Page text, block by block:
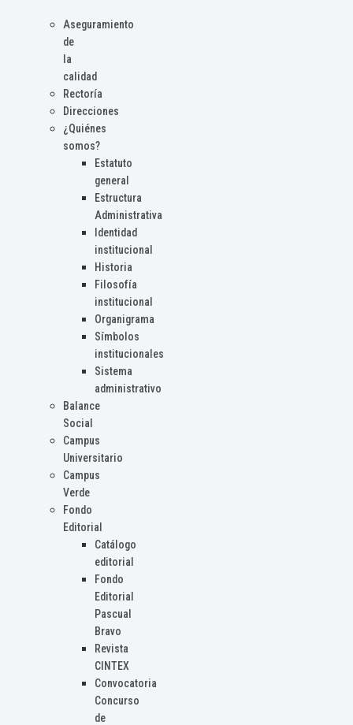
Aseguramiento
de
la
calidad
Rectoría
Direcciones
¿Quiénes
somos?
Estatuto
general
Estructura
Administrativa
Identidad
institucional
Historia
Filosofía
institucional
Organigrama
Símbolos
institucionales
Sistema
administrativo
Balance
Social
Campus
Universitario
Campus
Verde
Fondo
Editorial
Catálogo
editorial
Fondo
Editorial
Pascual
Bravo
Revista
CINTEX
Convocatoria
Concurso
de